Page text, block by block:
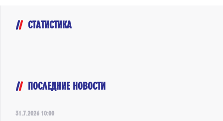
СТАТИСТИКА
ПОСЛЕДНИЕ НОВОСТИ
31.7.2026 10:00